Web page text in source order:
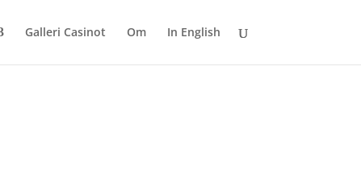
Galleri Casinot Om In English